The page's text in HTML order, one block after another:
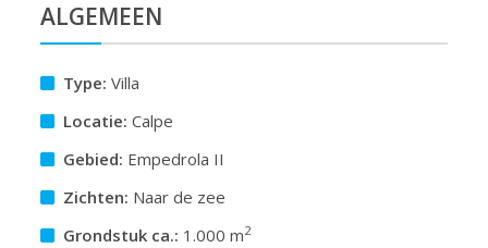
ALGEMEEN
Type: Villa
Locatie: Calpe
Gebied: Empedrola II
Zichten: Naar de zee
Grondstuk ca.: 1.000 m2